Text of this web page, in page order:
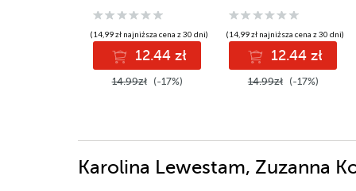
(14,99 zł najniższa cena z 30 dni)
12.44 zł
14.99zł (-17%)
(14,99 zł najniższa cena z 30 dni)
12.44 zł
14.99zł (-17%)
Karolina Lewestam, Zuzanna